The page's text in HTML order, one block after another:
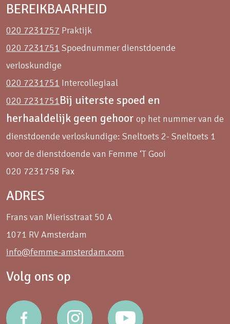
BEREIKBAARHEID
020 7231757 Praktijk
020 7231751 Spoednummer dienstdoende
verloskundige
020 7231751 Intercollegiaal
020 7231751Bij uiterste spoed en
herhaaldelijk geen gehoor op het nummer van de
dienstdoende verloskundige: Sneltoets 2- Sneltoets 1
voor de dienstdoende van Femme ‘T Gooi
020 7231758 Fax
ADRES
Frans van Mierisstraat 50 A
1071 RV Amsterdam
info@femme-amsterdam.com
Volg ons op